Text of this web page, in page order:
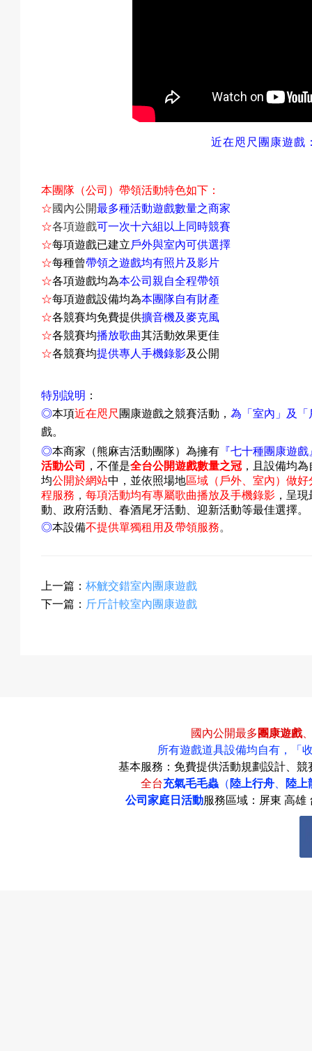
退
費
近在咫尺團康遊戲
本團隊（公司）帶領活動特色如下：
☆國內公開最多種活動遊戲數量之商家
☆各項遊戲可一次十六組以上同時競賽
☆每項遊戲已建立戶外與室內可供選擇
☆每種曾帶領之遊戲均有照片及影片
☆各項遊戲均為本公司親自全程帶領
☆每項遊戲設備均為本團隊自有財產
☆各競賽均免費提供擴音機及麥克風
☆各競賽均播放歌曲其活動效果更佳
☆各競賽均提供專人手機錄影及公開
特別說明 ：
◎本項近在咫尺 團康遊戲之競賽活動，為「室內」及
戲。
◎本商家（熊麻吉活動團隊）為擁有 『七十種團康遊戲
活動公司
，不僅是全台公開遊戲數量之冠 ，且設備均
均公開於網站中 ，並依照場地區域（戶外、室內）做好
程服務 ，每項活動均有專屬歌曲播放及手機錄影 ，呈
動、政府活動、春酒尾牙活動、迎新活動等最佳選擇。
◎本設備不提供單獨租用及帶領服務。
上一篇：杯觥交錯室內團康遊戲
下一篇： 斤斤計較室內團康遊戲
國內公開最多團康遊戲
所有遊戲道具設備均自有，
「
基本服務：免費提供活動規劃設計、
全台充氣毛毛蟲 （ 陸上行舟
陸上
公司家庭日活動服務區域：屏東 高雄